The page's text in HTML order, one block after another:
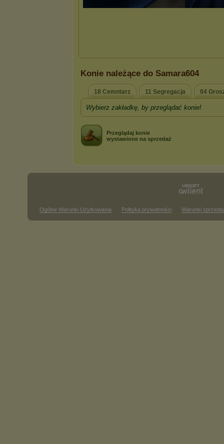
Konie należące do Samara604
18 Cemntarz 11 Segregacja 04
Wybierz zakładkę, by przeglądać konie!
Przeglądaj konie
wystawione na sprzedaż
Ogólne Warunki Użytkowania Polityka prywatności Warunki